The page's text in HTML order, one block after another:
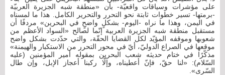
على مؤشرات وسياقات واقعيّة- بأن «منطقة شبه الجزيرة العربيّة
-برمتها- تسير خطوات ثابتة نحو التحرر والتحرير الكامل. هذا ما لمسناه
في اليمن، وهذا ما نراه -اليوم- بشكلٍ واضحٍ في البحرين» مردفًا أن
مستقبل منطقة شبه الجزيرة العربية إنّما لصالح «السواد الأعظم من
شعوبها وموقفه المؤيّد لكل القضايا الحقّة، والتي حدّدت بشكل واضح
موقعها في الصراع الدوليّ، أيّ في محور التحرر من الاستكبار والهيمنة»
مذكّرًا في ختام حديثه شعب البحرين بمقوله أمير المؤمنين (عليه
السّلام): «لنا حقّ، فإنّ أعطيناه، وإلّا ركبنا أعجاز الإبل، وإن طال
السّرى».